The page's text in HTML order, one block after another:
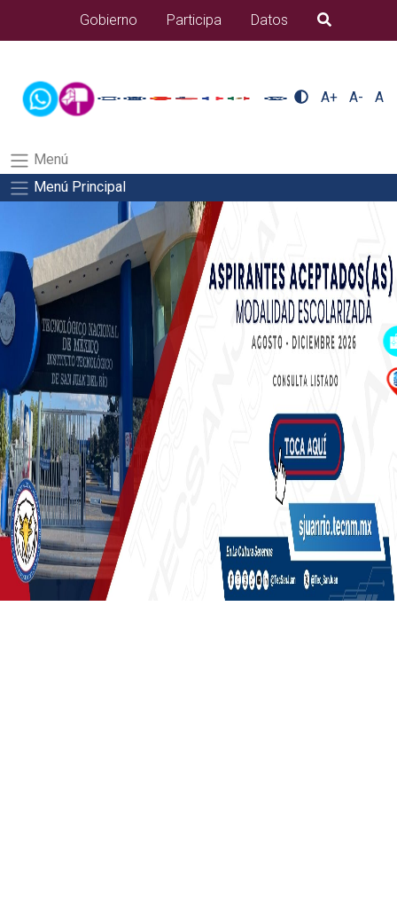
alumnos/residenciasSalida del comando:
Gobierno Participa Datos B�squeda
A+ A- A
Menú
Menú Principal